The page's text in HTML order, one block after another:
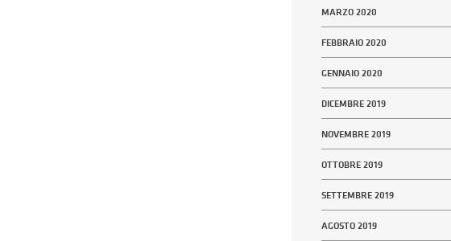
MARZO 2020
FEBBRAIO 2020
GENNAIO 2020
DICEMBRE 2019
NOVEMBRE 2019
OTTOBRE 2019
SETTEMBRE 2019
AGOSTO 2019